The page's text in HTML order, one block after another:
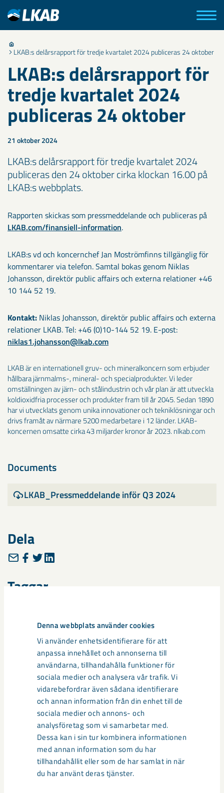
Denna webbplats använder cookies
Vi använder enhetsidentifierare för att
anpassa innehållet och annonserna till
användarna, tillhandahålla funktioner för
sociala medier och analysera vår trafik. Vi
vidarebefordrar även sådana identifierare
och annan information från din enhet till de
sociala medier och annons- och
analysföretag som vi samarbetar med.
Dessa kan i sin tur kombinera informationen
med annan information som du har
tillhandahållit eller som de har samlat in när
du har använt deras tjänster.
LKAB:s delårsrapport för tredje kvartalet 2024 publiceras 24 oktober
LKAB:s delårsrapport för
tredje kvartalet 2024
publiceras 24 oktober
21 oktober 2024
LKAB:s delårsrapport för tredje kvartalet 2024
publiceras den 24 oktober cirka klockan 16.00 på
LKAB:s webbplats.
Rapporten skickas som pressmeddelande och publiceras på
LKAB.com/finansiell-information.
LKAB:s vd och koncernchef Jan Moströmfinns tillgänglig för
kommentarer via telefon. Samtal bokas genom Niklas
Johansson, direktör public affairs och externa relationer +46
10 144 52 19.
Kontakt: Niklas Johansson, direktör public affairs och externa
relationer LKAB. Tel: +46 (0)10-144 52 19. E-post:
niklas1.johansson@lkab.com
LKAB är en internationell gruv- och mineralkoncern som erbjuder
hållbara järnmalms-, mineral- och specialprodukter. Vi leder
omställningen av järn- och stålindustrin och vår plan är att utveckla
koldioxidfria processer och produkter fram till år 2045. Sedan 1890
har vi utvecklats genom unika innovationer och tekniklösningar och
drivs framåt av närmare 5200 medarbetare i 12 länder. LKAB-
koncernen omsatte cirka 43 miljarder kronor år 2023. nlkab.com
Documents
LKAB_Pressmeddelande inför Q3 2024
Dela
Taggar
Relaterat innehåll